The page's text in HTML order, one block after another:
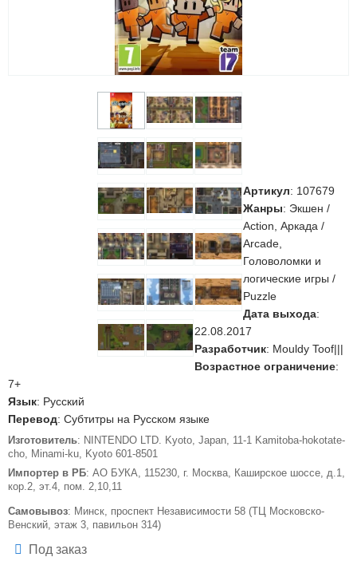
Артикул: 107679
Жанры: Экшен /
Action, Аркада /
Arcade,
Головоломки и
логические игры /
Puzzle
Дата выхода:
22.08.2017
Разработчик: Mouldy Toof|||
Возрастное ограничение:
7+
Язык: Русский
Перевод: Субтитры на Русском языке
Изготовитель: NINTENDO LTD. Kyoto, Japan, 11-1 Kamitoba-hokotate-
cho, Minami-ku, Kyoto 601-8501
Импортер в РБ: АО БУКА, 115230, г. Москва, Каширское шоссе, д.1,
кор.2, эт.4, пом. 2,10,11
Самовывоз: Минск, проспект Независимости 58 (ТЦ Московско-
Венский, этаж 3, павильон 314)
Под заказ